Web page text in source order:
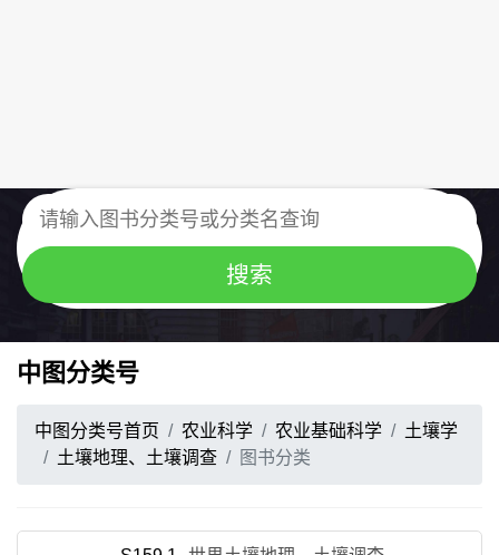
中图分类号
中图分类号首页 农业科学 农业基础科学
土壤学
土壤地理、土壤调查
图书分类